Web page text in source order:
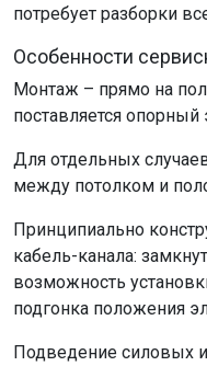
потребует разборки
Особенности
Монтаж – прямо на
поставляется опорный
Для отдельных
между потолком и
Принципиально
кабель-канала:
возможность
подгонка положения
Подведение силовых